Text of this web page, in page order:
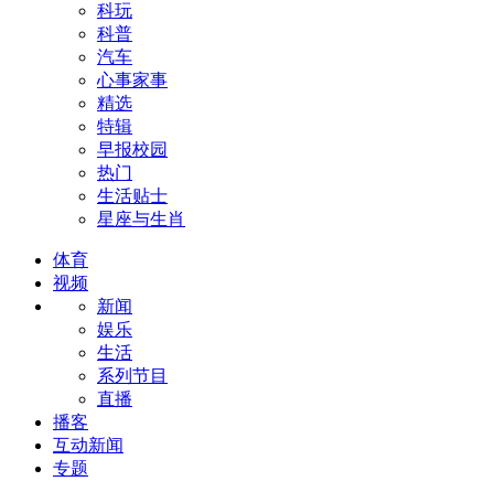
科玩
科普
汽车
心事家事
精选
特辑
早报校园
热门
生活贴士
星座与生肖
体育
视频
新闻
娱乐
生活
系列节目
直播
播客
互动新闻
专题